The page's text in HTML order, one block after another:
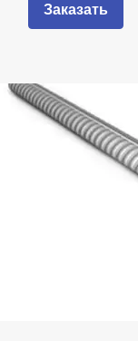
Заказать